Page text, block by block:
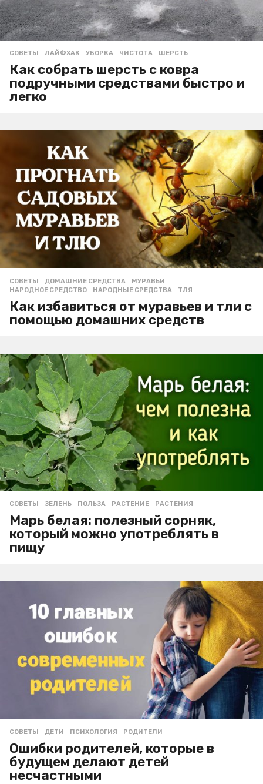
СОВЕТЫ ЛАЙФХАК ,УБОРКА ,ЧИСТОТА ,ШЕРСТЬ
Как собрать шерсть с ковра
подручными средствами быстро и
легко
СОВЕТЫ ДОМАШНИЕ СРЕДСТВА ,МУРАВЬИ
НАРОДНОЕ СРЕДСТВО
,НАРОДНЫЕ СРЕДСТВА ,ТЛЯ
Как избавиться от муравьев и тли с
помощью домашних средств
СОВЕТЫ ЗЕЛЕНЬ ,ПОЛЬЗА ,РАСТЕНИЕ ,РАСТЕНИЯ
Марь белая: полезный сорняк,
который можно употреблять в
пищу
СОВЕТЫ ДЕТИ ,ПСИХОЛОГИЯ ,РОДИТЕЛИ
Ошибки родителей, которые в
будущем делают детей
несчастными